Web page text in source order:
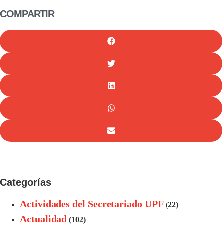
COMPARTIR
Categorías
Actividades del Secretariado UPF (22)
Actualidad (102)